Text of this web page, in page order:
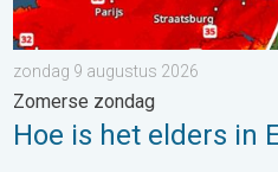
zondag 9 augustus 2026
Zomerse zondag
Hoe is het elders in